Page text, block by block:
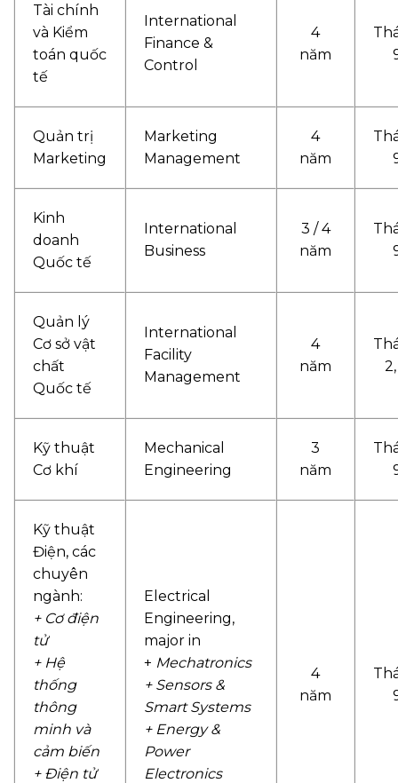
Tài chính
và Kiểm
toán quốc
tế
International
Finance &
Control
4
năm
Quản trị
Marketing
Marketing
Management
4
năm
Kinh
doanh
Quốc tế
International
Business
3 / 4
năm
Quản lý
Cơ sở vật
chất
Quốc tế
International
Facility
Management
4
năm
Kỹ thuật
Cơ khí
Mechanical
Engineering
3
năm
Kỹ thuật
Điện, các
chuyên
ngành:
+ Cơ điện
tử
+ Hệ
thống
thông
minh và
cảm biến
+ Điện tử
Electrical
Engineering,
major in
+ Mechatronics
+ Sensors &
Smart Systems
+ Energy &
Power
Electronics
4
năm